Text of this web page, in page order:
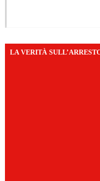
LA VERITÀ